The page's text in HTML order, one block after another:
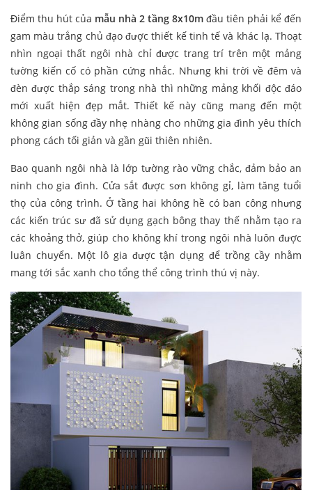
Điểm thu hút của mẫu nhà 2 tầng 8x10m đầu tiên phải kể đến
gam màu trắng chủ đạo được thiết kế tinh tế và khác lạ. Thoạt
nhìn ngoại thất ngôi nhà chỉ được trang trí trên một mảng
tường kiến cố có phần cứng nhắc. Nhưng khi trời về đêm và
đèn được thắp sáng trong nhà thì những mảng khối độc đáo
mới xuất hiện đẹp mắt. Thiết kế này cũng mang đến một
không gian sống đầy nhẹ nhàng cho những gia đình yêu thích
phong cách tối giản và gần gũi thiên nhiên.
Bao quanh ngôi nhà là lớp tường rào vững chắc, đảm bảo an
ninh cho gia đình. Cửa sắt được sơn không gỉ, làm tăng tuổi
thọ của công trình. Ở tầng hai không hề có ban công nhưng
các kiến trúc sư đã sử dụng gạch bông thay thế nhằm tạo ra
các khoảng thở, giúp cho không khí trong ngôi nhà luôn được
luân chuyển. Một lô gia được tận dụng để trồng cầy nhằm
mang tới sắc xanh cho tổng thể công trình thú vị này.